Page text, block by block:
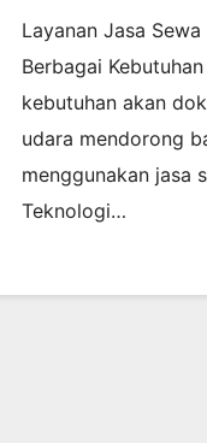
Layanan Jasa
Berbagai
kebutuhan akan
udara mendorong
menggunakan jasa
Teknologi…